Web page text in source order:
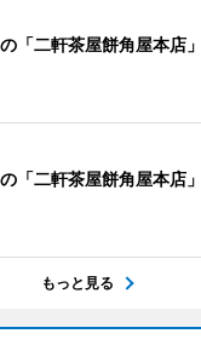
「二軒茶屋餅角屋本店
「二軒茶屋餅角屋本店
もっと見る